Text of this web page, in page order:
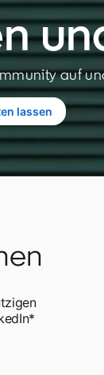
auf
lassen